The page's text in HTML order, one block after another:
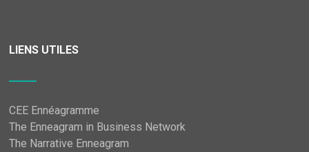
LIENS UTILES
CEE Ennéagramme
The Enneagram in Business Network
The Narrative Enneagram